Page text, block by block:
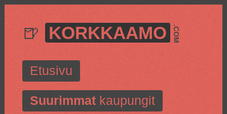
🍺 KORKKAAMO .COM
Etusivu
Suurimmatkaupungit